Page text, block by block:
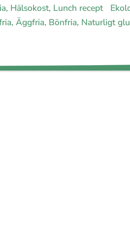
Hälsokost, Lunch recept
Äggfria, Bönfria, Naturligt